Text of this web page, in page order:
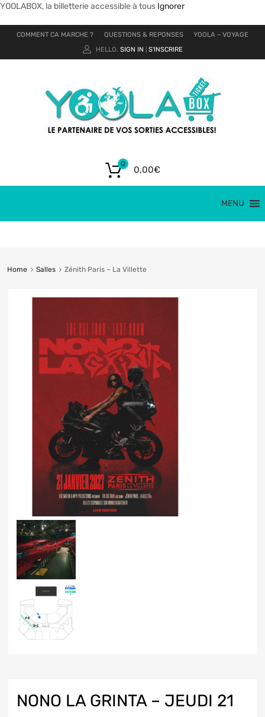
YOOLABOX, la billetterie accessible à tous Ignorer
COMMENT CA MARCHE ? QUESTIONS & REPONSES
YOOLA – VOYAGE
HELLO. SIGN IN S'INSCRIRE
0,00€
0
MENU
Home Salles Zénith Paris – La Villette
NONO LA GRINTA – JEUDI 21